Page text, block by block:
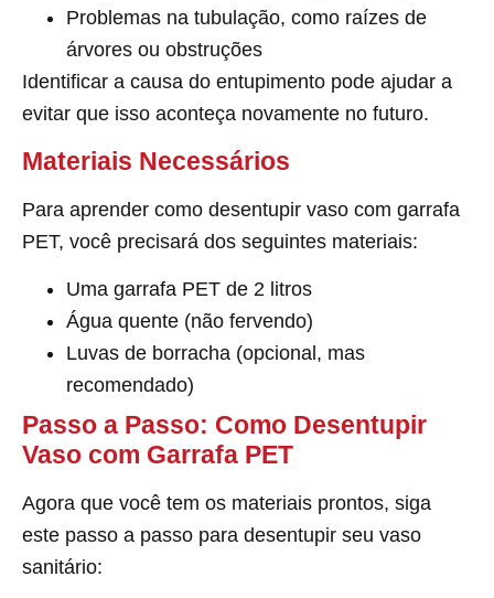
Problemas na tubulação, como raízes de
árvores ou obstruções
Identificar a causa do entupimento pode ajudar a
evitar que isso aconteça novamente no futuro.
Materiais Necessários
Para aprender como desentupir vaso com garrafa
PET, você precisará dos seguintes materiais:
Uma garrafa PET de 2 litros
Água quente (não fervendo)
Luvas de borracha (opcional, mas
recomendado)
Passo a Passo: Como Desentupir
Vaso com Garrafa PET
Agora que você tem os materiais prontos, siga
este passo a passo para desentupir seu vaso
sanitário: